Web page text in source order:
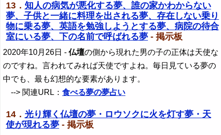
13． 知人の病気が悪化する夢、誰の家かわからない
夢、子供と一緒に料理を出される夢、存在しない乗り
物に乗る夢、英語を勉強しようとする夢、病院の待合
室にいる夢、下の名前で呼ばれる夢- 掲示板
2020年10月26日 -仏壇の側から現れた男の子の正体は天使な
のですね。言われてみれば天使ですよね。毎日見ている夢の
中でも、最も幻想的な要素があります。
--> 関連URL：食べる夢の夢占い
14． 光り輝く仏壇の夢・ロウソクに火を灯す夢・天
使が現れる夢- 掲示板